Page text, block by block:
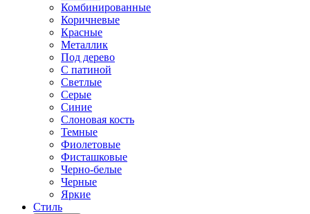
Комбинированные
Коричневые
Красные
Металлик
Под дерево
С патиной
Светлые
Серые
Синие
Слоновая кость
Темные
Фиолетовые
Фисташковые
Черно-белые
Черные
Яркие
Стиль